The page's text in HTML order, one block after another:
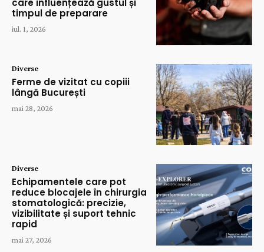
care influențează gustul și
timpul de preparare
iul. 1, 2026
Diverse
Ferme de vizitat cu copiii
lângă București
mai 28, 2026
Diverse
Echipamentele care pot
reduce blocajele în chirurgia
stomatologică: precizie,
vizibilitate și suport tehnic
rapid
mai 27, 2026